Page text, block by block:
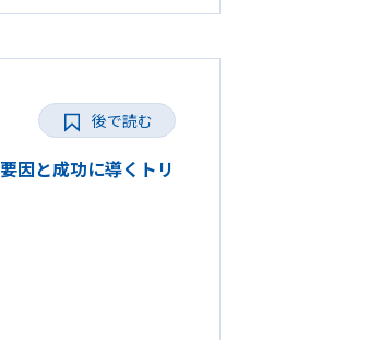
因と成功に導くトリ
後で読む